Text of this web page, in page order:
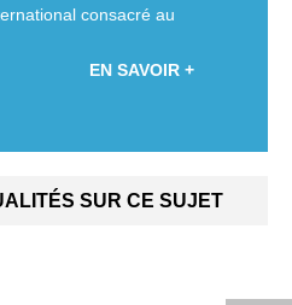
consacré au
EN SAVOIR +
SUR CE SUJET